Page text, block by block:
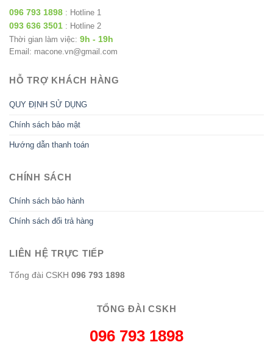
096 793 1898 : Hotline 1
093 636 3501 : Hotline 2
Thời gian làm việc: 9h - 19h
Email: macone.vn@gmail.com
HỖ TRỢ KHÁCH HÀNG
QUY ĐỊNH SỬ DỤNG
Chính sách bảo mật
Hướng dẫn thanh toán
CHÍNH SÁCH
Chính sách bảo hành
Chính sách đổi trả hàng
LIÊN HỆ TRỰC TIẾP
Tổng đài CSKH 096 793 1898
TỔNG ĐÀI CSKH
096 793 1898